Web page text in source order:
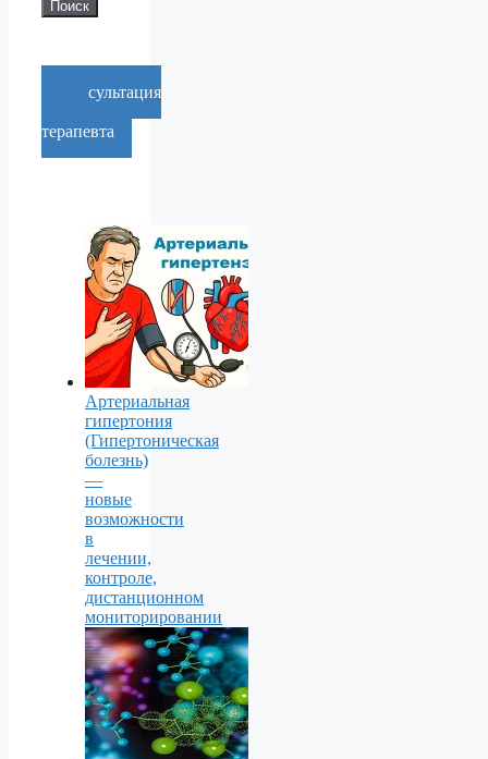
Поиск
Консультация
терапевта
Артериальная
гипертония
(Гипертоническая
болезнь)
—
новые
возможности
в
лечении,
контроле,
дистанционном
мониторировании